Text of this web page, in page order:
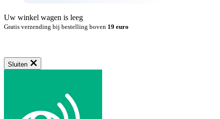
Uw winkel wagen is leeg
Gratis verzending bij bestelling boven 19 euro
Sluiten